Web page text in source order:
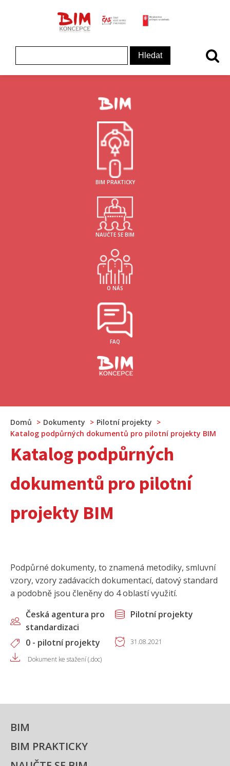
Koncepce BIM - logo
ČAS - logo
BIM PRAKTICKY
NAUČTE SE BIM
O NÁS
FAQ
Domů Dokumenty
Pilotní projekty
Katalog podpůrných dokumentů pro pilotní projekty BIM
Katalog podpůrných
dokumentů pro pilotní
projekty BIM
Podpůrné dokumenty, to znamená metodiky, smluvní
vzory, vzory zadávacích dokumentací, datový standard
a podobně jsou členěny do 4 oblastí využití.
Česká agentura pro
standardizaci
Pilotní projekty
0 - pilotní projekty 31.08.2021
Dokument ke stažení (.doc)
BIM
BIM PRAKTICKY